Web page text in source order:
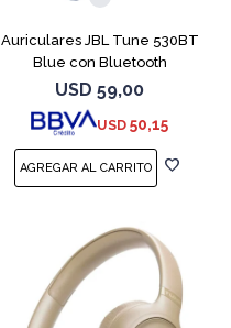
Auriculares JBL Tune 530BT
Blue con Bluetooth
USD 59,00
USD 50,15